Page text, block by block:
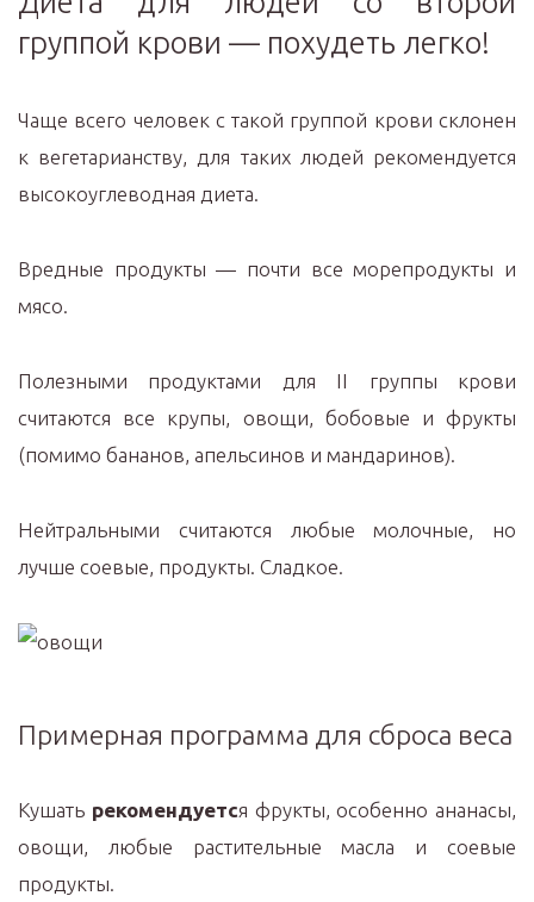
группой крови — похудеть легко!
Чаще всего человек с такой группой крови склонен
к вегетарианству, для таких людей рекомендуется
высокоуглеводная диета.
Вредные продукты — почти все морепродукты и
мясо.
Полезными продуктами для II группы крови
считаются все крупы, овощи, бобовые и фрукты
(помимо бананов, апельсинов и мандаринов).
Нейтральными считаются любые молочные, но
лучше соевые, продукты. Сладкое.
Примерная программа для сброса веса
Кушать рекомендуется фрукты, особенно ананасы,
овощи, любые растительные масла и соевые
продукты.